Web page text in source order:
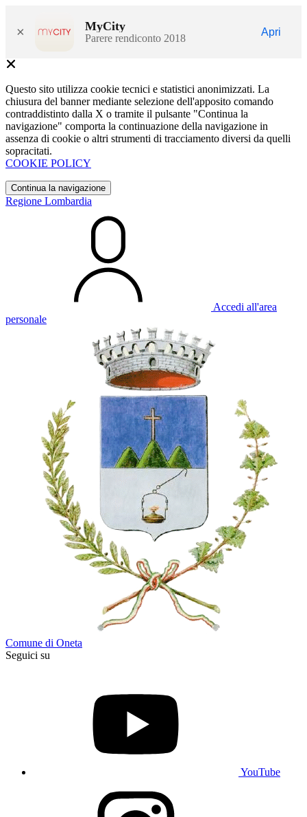
× MyCity
Parere rendiconto 2018
Apri
Questo sito utilizza cookie tecnici e statistici anonimizzati. La
chiusura del banner mediante selezione dell'apposito comando
contraddistinto dalla X o tramite il pulsante "Continua la
navigazione" comporta la continuazione della navigazione in
assenza di cookie o altri strumenti di tracciamento diversi da quelli
sopracitati.
COOKIE POLICY
Continua la navigazione
Regione Lombardia
Accedi all'area
personale
Comune di Oneta
Seguici su
YouTube